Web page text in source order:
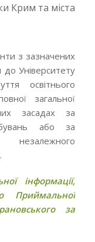
Крим та міста
з зазначених
Університету
освітнього
загальної
засадах за
або за
незалежного
інформації,
Приймальної
за